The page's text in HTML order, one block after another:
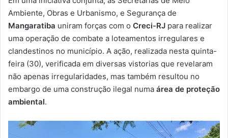
-
m
l
Ambiente, Obras e Urbanismo, e Segurança de
Mangaratiba uniram forças com o Creci-RJ para realizar
uma operação de combate a loteamentos irregulares e
clandestinos no município. A ação, realizada nesta quinta-
feira (30), verificada em diversas vistorias que revelaram
não apenas irregularidades, mas também resultou no
embargo de uma construção ilegal numa área de proteção
ambiental.